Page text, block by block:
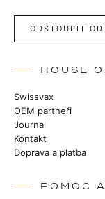
ODSTOUPIT
HOUSE
Swissvax
OEM partneři
Journal
Kontakt
Doprava a platba
POMOC